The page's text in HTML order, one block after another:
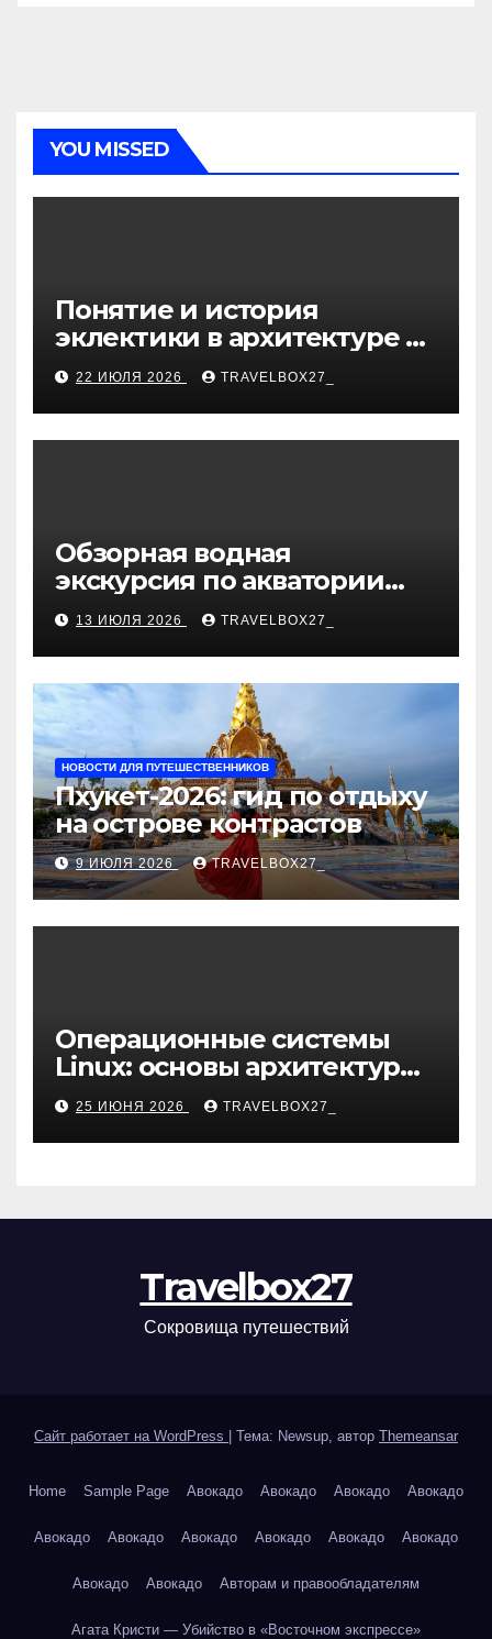
YOU MISSED
Понятие и история
эклектики в архитектуре и
дизайне интерьеров
22 ИЮЛЯ 2026 TRAVELBOX27_
Обзорная водная
экскурсия по акватории
бухты Песчаная
13 ИЮЛЯ 2026 TRAVELBOX27_
НОВОСТИ ДЛЯ ПУТЕШЕСТВЕННИКОВ
Пхукет-2026: гид по отдыху
на острове контрастов
9 ИЮЛЯ 2026 TRAVELBOX27_
Операционные системы
Linux: основы архитектуры,
компоненты и области
применения
25 ИЮНЯ 2026 TRAVELBOX27_
Travelbox27
Сокровища путешествий
Сайт работает на WordPress Тема: Newsup, автор Themeansar
Home Sample Page Авокадо Авокадо Авокадо Авокадо
Авокадо Авокадо Авокадо Авокадо Авокадо Авокадо
Авокадо Авокадо Авторам и правообладателям
Агата Кристи — Убийство в «Восточном экспрессе»